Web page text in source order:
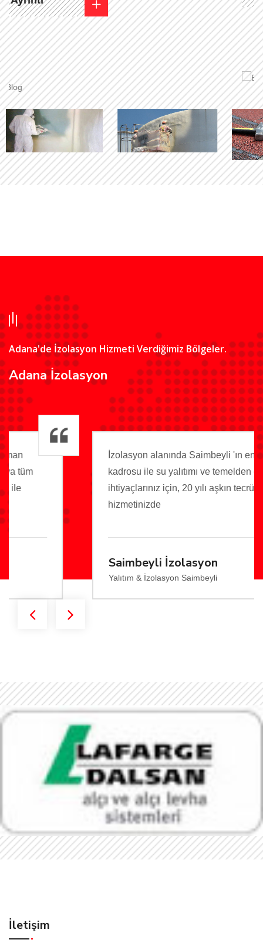
Adana'de İzolasyon Hizmeti Verdiğimiz Bölgeler.
Adana İzolasyon
İzolasyon alanında Saimbeyli 'ın en uzman
kadrosu ile su yalıtımı ve temelden çatıya tüm
ihtiyaçlarınız için, 20 yılı aşkın tecrübesi ile
Saimbeyli İzolasyon
Yalıtım & İzolasyon Saimbeyli
İletişim